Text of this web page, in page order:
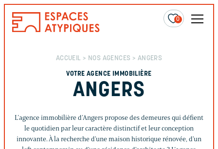
0
ACCUEIL > NOS AGENCES > ANGERS
VOTRE AGENCE IMMOBILIÈRE
ANGERS
L’agence immobilière d’Angers propose des demeures qui défient
le quotidien par leur caractère distinctif et leur conception
innovante. À la recherche d'une maison historique rénovée, d'un